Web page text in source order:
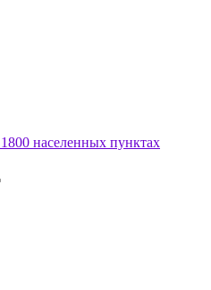
населенных пунктах